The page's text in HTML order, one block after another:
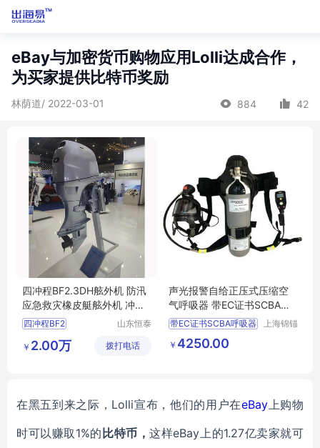
eBay与加密货币购物应用Lolli达成合作，
为买家提供比特币奖励
林荫道/ 2022-03-01 884 42
四冲程BF2.3DH舷外机 防汛
应急救灾橡皮艇舷外机 冲锋
舟船外挂机
四冲程BF2
防汛应急救灾橡皮艇舷外机
山东恒泰
装备制造
￥ 2.00万 拨打电话
声光报警自给正压式压缩空
气呼吸器 带EC证书SCBA呼
吸器 6L 300Bar
带EC证书SCBA呼吸器
压缩空气呼吸器
300Bar
上海锦锚
￥ 4250.00
在黑五到来之际， Lolli宣布，他们的用户在eBay上购物
时可以赚取 1%的 比特币，这样eBay上的1.27亿卖家就可